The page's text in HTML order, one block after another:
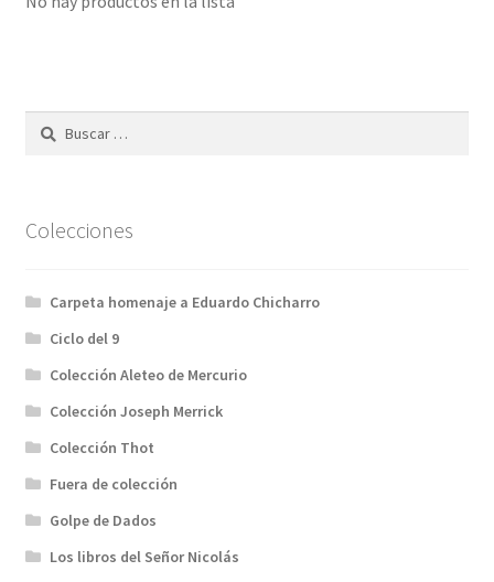
Autores
Solicitar Pedido
Buscar:
Colecciones
Carpeta homenaje a Eduardo Chicharro
Ciclo del 9
Colección Aleteo de Mercurio
Colección Joseph Merrick
Colección Thot
Fuera de colección
Golpe de Dados
Los libros del Señor Nicolás